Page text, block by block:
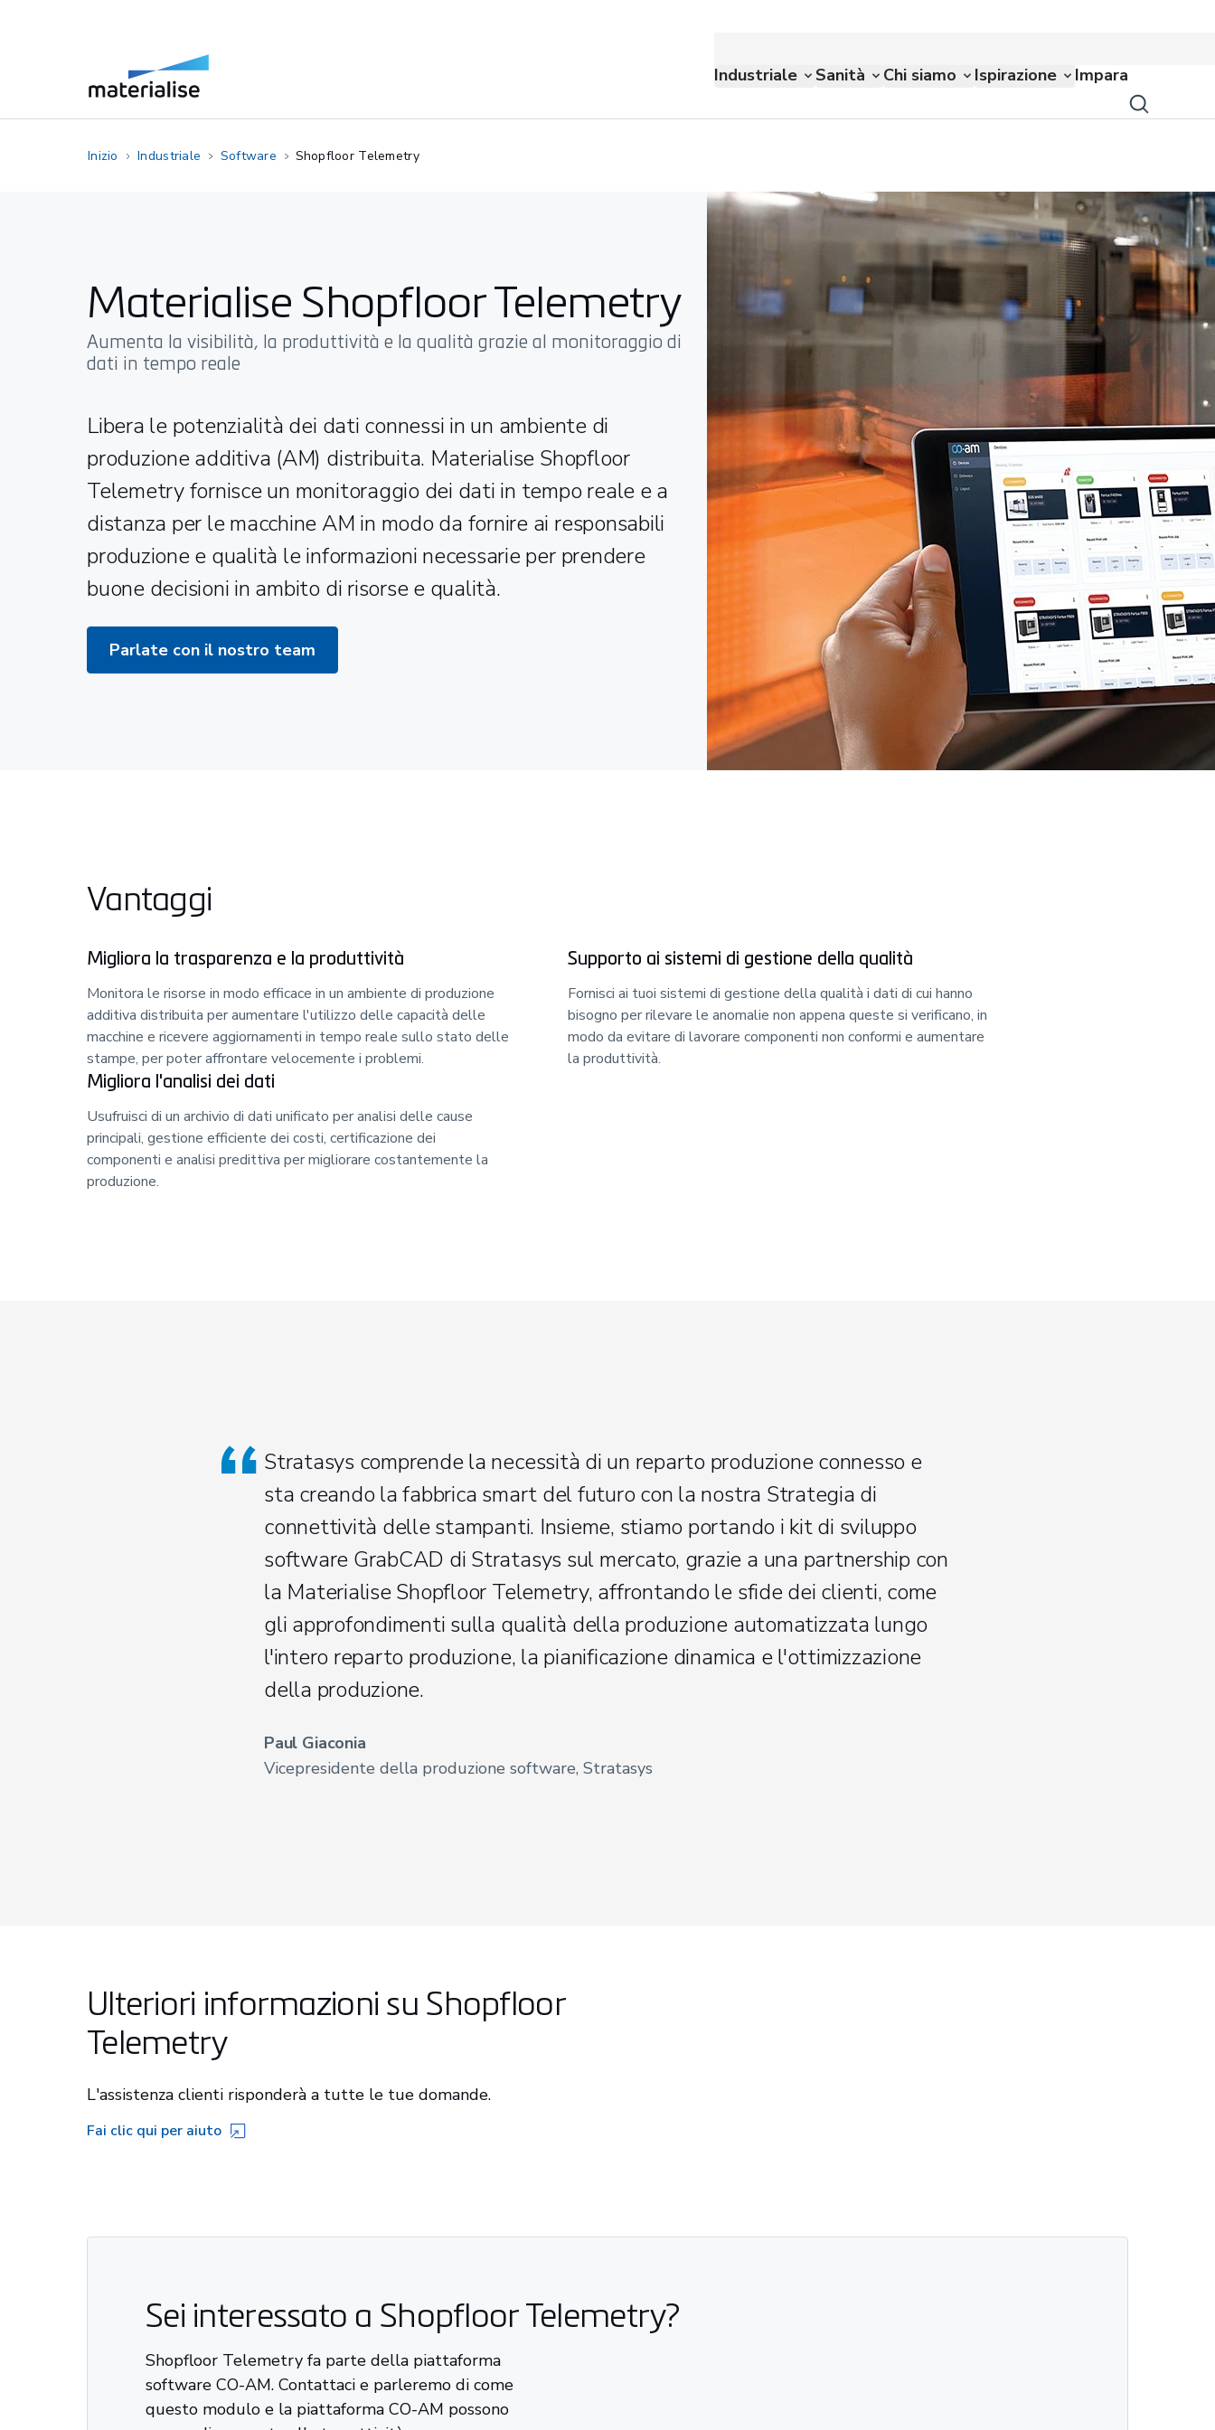
Industriale Sanità Chi siamo Ispirazione Impara
Inizio Industriale Software Shopfloor Telemetry
Materialise Shopfloor Telemetry
Aumenta la visibilità, la produttività e la qualità grazie al monitoraggio di
dati in tempo reale
Libera le potenzialità dei dati connessi in un ambiente di
produzione additiva (AM) distribuita. Materialise Shopfloor
Telemetry fornisce un monitoraggio dei dati in tempo reale e a
distanza per le macchine AM in modo da fornire ai responsabili
produzione e qualità le informazioni necessarie per prendere
buone decisioni in ambito di risorse e qualità.
Parlate con il nostro team
Vantaggi
Migliora la trasparenza e la produttività
Monitora le risorse in modo efficace in un ambiente di produzione
additiva distribuita per aumentare l'utilizzo delle capacità delle
macchine e ricevere aggiornamenti in tempo reale sullo stato delle
stampe, per poter affrontare velocemente i problemi.
Supporto ai sistemi di gestione della qualità
Fornisci ai tuoi sistemi di gestione della qualità i dati di cui hanno
bisogno per rilevare le anomalie non appena queste si verificano, in
modo da evitare di lavorare componenti non conformi e aumentare
la produttività.
Migliora l'analisi dei dati
Usufruisci di un archivio di dati unificato per analisi delle cause
principali, gestione efficiente dei costi, certificazione dei
componenti e analisi predittiva per migliorare costantemente la
produzione.
Stratasys comprende la necessità di un reparto produzione connesso e
sta creando la fabbrica smart del futuro con la nostra Strategia di
connettività delle stampanti. Insieme, stiamo portando i kit di sviluppo
software GrabCAD di Stratasys sul mercato, grazie a una partnership con
la Materialise Shopfloor Telemetry, affrontando le sfide dei clienti, come
gli approfondimenti sulla qualità della produzione automatizzata lungo
l'intero reparto produzione, la pianificazione dinamica e l'ottimizzazione
della produzione.
Paul Giaconia
Vicepresidente della produzione software, Stratasys
Ulteriori informazioni su Shopfloor
Telemetry
L'assistenza clienti risponderà a tutte le tue domande.
Fai clic qui per aiuto
Sei interessato a Shopfloor Telemetry?
Shopfloor Telemetry fa parte della piattaforma
software CO-AM. Contattaci e parleremo di come
questo modulo e la piattaforma CO-AM possono